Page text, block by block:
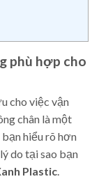
phù hợp cho
cho việc vận
chân là một
hiểu rõ hơn
do tại sao bạn
Plastic.